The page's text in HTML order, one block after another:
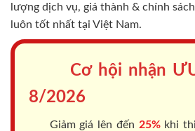
lượng dịch vụ, giá thành & chính
luôn tốt nhất tại Việt Nam.
Cơ hội nhận
8/2026
Giảm giá lên đến 25%khi